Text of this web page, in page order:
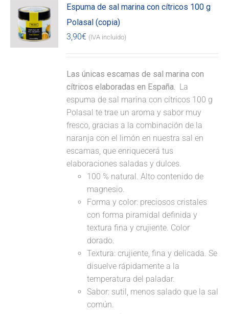
Espuma de sal marina con cítricos 100 g
Polasal (copia)
3,90€ (IVA incluido)
Las únicas escamas de sal marina con
cítricos elaboradas en España. La
espuma de sal marina con cítricos 100 g
Polasal te trae un aroma y sabor muy
fresco, gracias a la combinación de la
naranja con el limón en nuestra sal en
escamas, que enriquecerá tus
elaboraciones saladas y dulces.
100 % natural. Alto contenido de
magnesio.
Forma y color: preciosos cristales
con forma piramidal definida y
textura fina y crujiente. Color
dorado.
Textura: crujiente, fina y delicada. Se
disuelve rápidamente a la
temperatura del paladar.
Sabor: sutil, menos salado que la sal
común.